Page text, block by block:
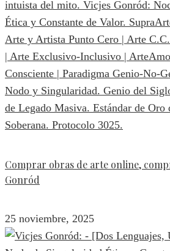
Comprar obras de arte online,
Gonród
25 noviembre, 2025